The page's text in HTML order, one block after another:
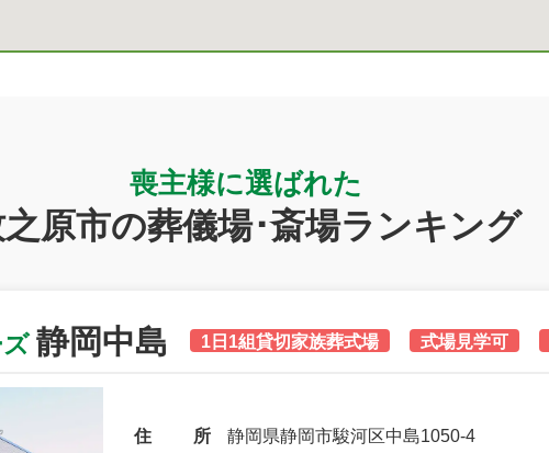
喪主様に選ばれた
原市の葬儀場･斎場ランキング
静岡中島 1日1組貸切家族葬式場 式場見学可
住所
静岡県静岡市駿河区中島1050-4